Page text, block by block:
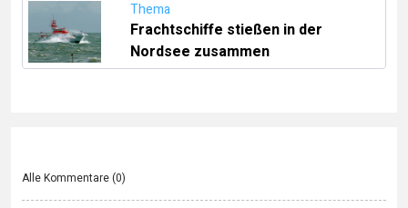
Thema
Frachtschiffe stießen in der
Nordsee zusammen
Alle Kommentare (0)